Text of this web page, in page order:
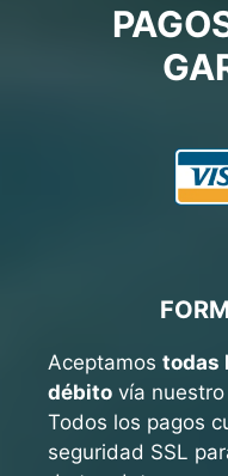
Aceptamos todas
débito vía
Todos los pagos
seguridad SSL